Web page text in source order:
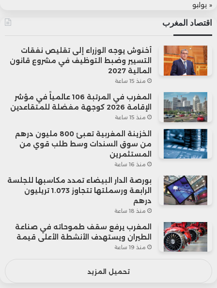
« يوليو
اقتصاد المغرب
أخنوش يوجه الوزراء إلى تقليص نفقات
التسيير وضبط التوظيف في مشروع قانون
المالية 2027
منذ 15 ساعة
المغرب في المرتبة 106 عالمياً في مؤشر
الإقامة 2026 كوجهة مفضلة للمتقاعدين
منذ 15 ساعة
الخزينة المغربية تعبئ 800 مليون درهم
من سوق السندات وسط طلب قوي من
المستثمرين
منذ 16 ساعة
بورصة الدار البيضاء تمدد مكاسبها للجلسة
الرابعة ورسملتها تتجاوز 1.073 تريليون
درهم
منذ 18 ساعة
المغرب يرفع سقف طموحاته في صناعة
الطيران ويستهدف الأنشطة الأعلى قيمة
منذ 19 ساعة
تحميل المزيد